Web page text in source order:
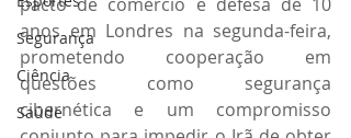
Segurança
Ciência
Saúde
anos em Londres na segunda-feira,
prometendo cooperação em
questões como segurança
cibernética e um compromisso